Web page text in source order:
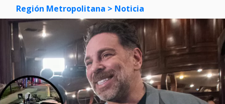
Región Metropolitana > Noticia